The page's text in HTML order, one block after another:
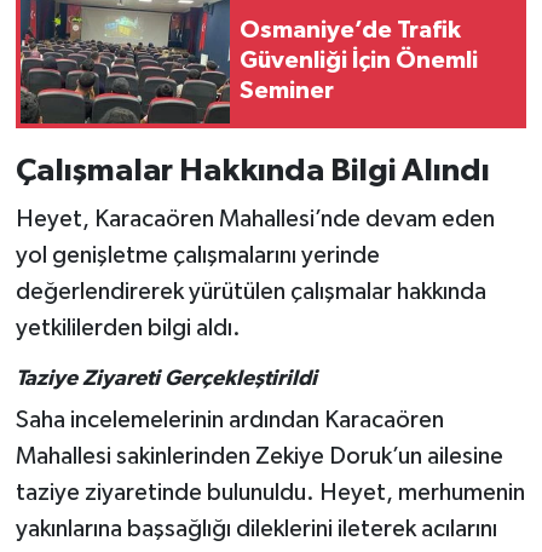
Osmaniye’de Trafik
Güvenliği İçin Önemli
Seminer
Çalışmalar Hakkında Bilgi Alındı
Heyet, Karacaören Mahallesi’nde devam eden
yol genişletme çalışmalarını yerinde
değerlendirerek yürütülen çalışmalar hakkında
yetkililerden bilgi aldı.
Taziye Ziyareti Gerçekleştirildi
Saha incelemelerinin ardından Karacaören
Mahallesi sakinlerinden Zekiye Doruk’un ailesine
taziye ziyaretinde bulunuldu. Heyet, merhumenin
yakınlarına başsağlığı dileklerini ileterek acılarını